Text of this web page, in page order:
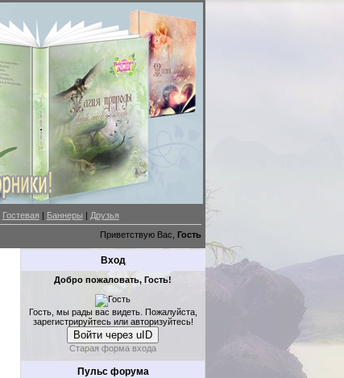
Гостевая | Баннеры | Друзья
Приветствую Вас, Гость
Вход
Добро пожаловать, Гость!
Гость, мы рады вас видеть. Пожалуйста,
зарегистрируйтесь или авторизуйтесь!
Войти через uID
Старая форма входа
Пульс форума